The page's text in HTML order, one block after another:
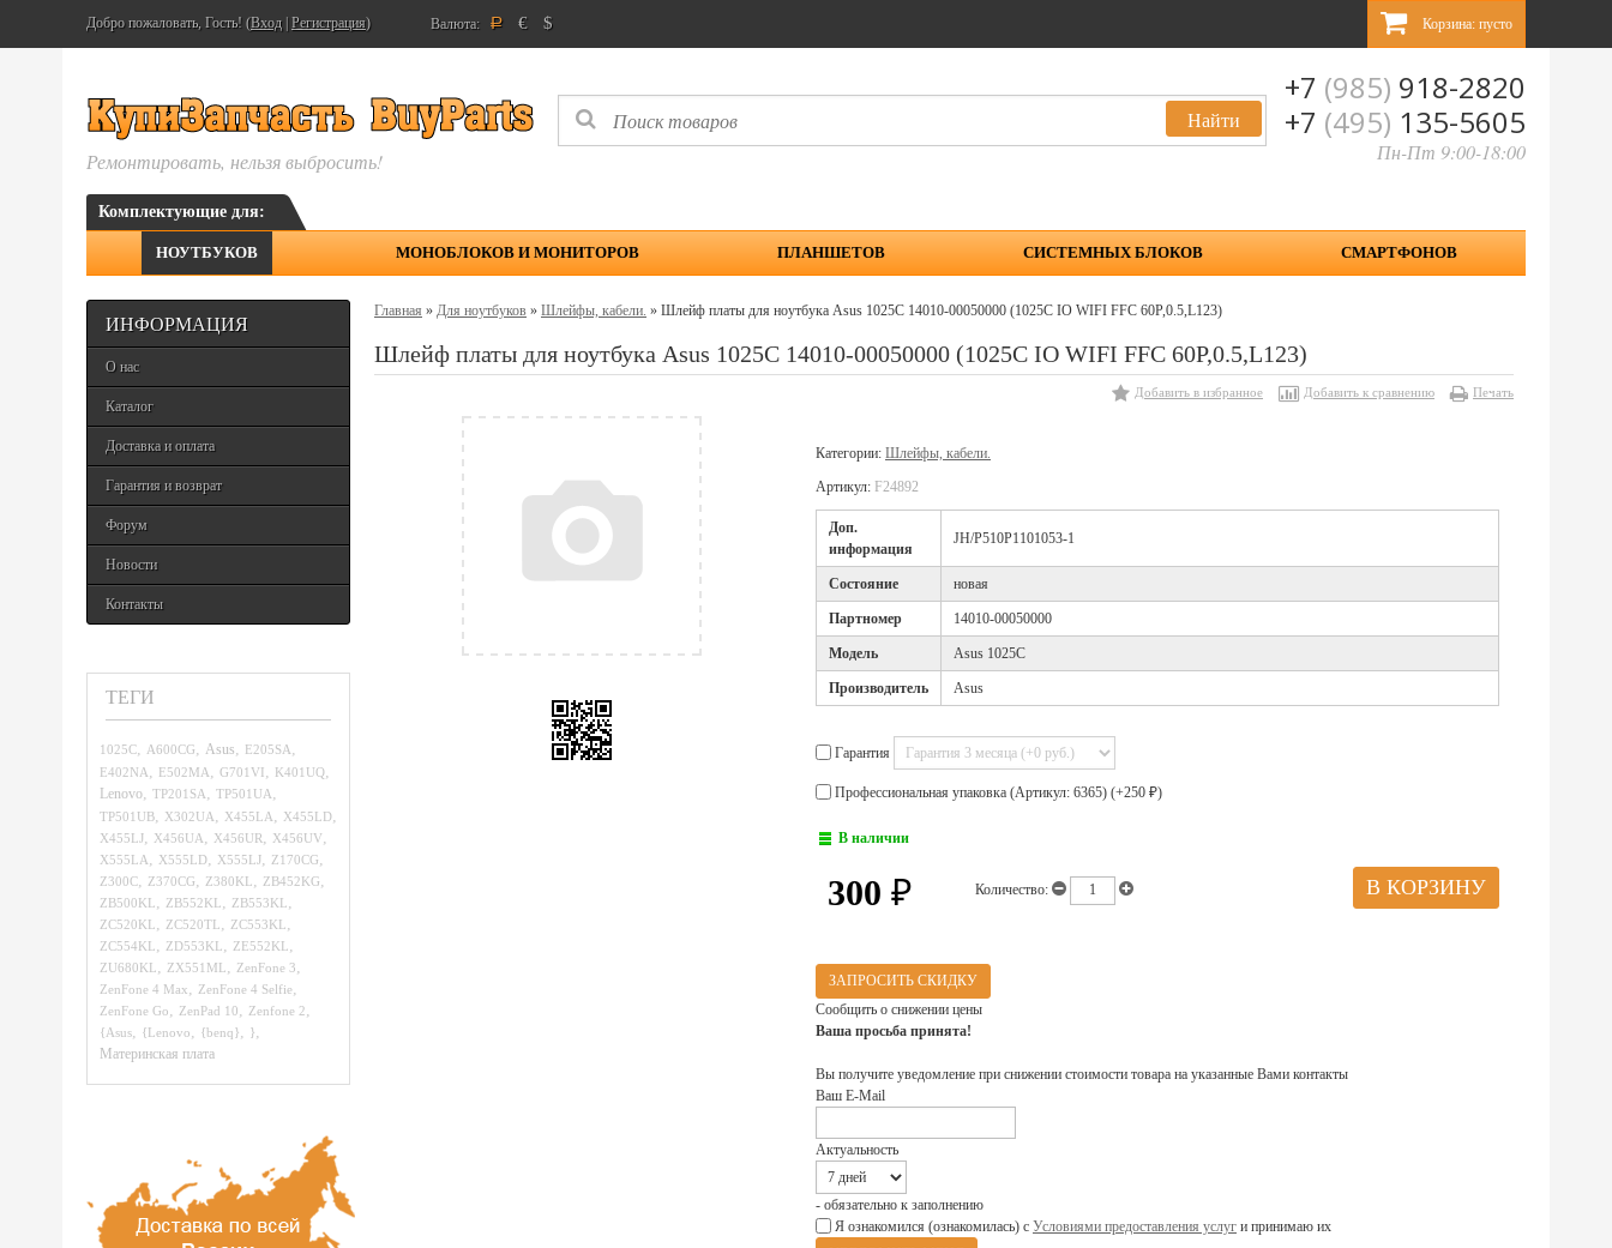
Добро пожаловать, Гость! (Вход Регистрация) Валюта: Р € $ Корзина: пусто
Ремонтировать, нельзя выбросить!
+7 (985) 918-2820
+7 (495) 135-5605
Пн-Пт 9:00-18:00
Комплектующие для:
НОУТБУКОВ МОНОБЛОКОВ И МОНИТОРОВ ПЛАНШЕТОВ СИСТЕМНЫХ БЛОКОВ СМАРТФОНОВ
ИНФОРМАЦИЯ
О нас
Каталог
Доставка и оплата
Гарантия и возврат
Форум
Новости
Контакты
ТЕГИ
1025C, A600CG, Asus, E205SA,
E402NA, E502MA, G701VI, K401UQ,
Lenovo, TP201SA, TP501UA,
TP501UB, X302UA, X455LA, X455LD,
X455LJ, X456UA, X456UR, X456UV,
X555LA, X555LD, X555LJ, Z170CG,
Z300C, Z370CG, Z380KL, ZB452KG,
ZB500KL, ZB552KL, ZB553KL,
ZC520KL, ZC520TL, ZC553KL,
ZC554KL, ZD553KL, ZE552KL,
ZU680KL, ZX551ML, ZenFone 3,
ZenFone 4 Max, ZenFone 4 Selfie,
ZenFone Go, ZenPad 10, Zenfone 2,
{Asus, {Lenovo, {benq}, },
Материнская плата
Главная » Для ноутбуков » Шлейфы, кабели. » Шлейф платы для ноутбука Asus 1025C 14010-00050000 (1025C IO WIFI FFC 60P,0.5,L123)
Шлейф платы для ноутбука Asus 1025C 14010-00050000 (1025C IO WIFI FFC 60P,0.5,L123)
Добавить в избранное Добавить к сравнению Печать
Категории: Шлейфы, кабели.
Артикул: F24892
Доп.
информация
JH/P510P1101053-1
Cостояние новая
Партномер 14010-00050000
Модель Asus 1025C
Производитель Asus
Гарантия
Профессиональная упаковка (Артикул: 6365) (+250 ₽)
В наличии
300 ₽ Количество:
ЗАПРОСИТЬ СКИДКУ
Сообщить о снижении цены
Ваша просьба принята!
Вы получите уведомление при снижении стоимости товара на указанные Вами контакты
Ваш E-Mail
Актуальность
- обязательно к заполнению
Я ознакомился (ознакомилась) с Условиями предоставления услуг и принимаю их